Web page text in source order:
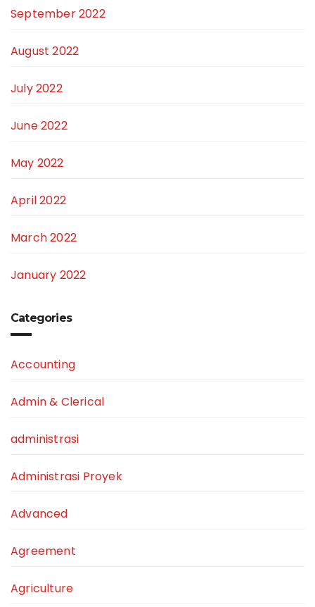
September 2022
August 2022
July 2022
June 2022
May 2022
April 2022
March 2022
January 2022
Categories
Accounting
Admin & Clerical
administrasi
Administrasi Proyek
Advanced
Agreement
Agriculture